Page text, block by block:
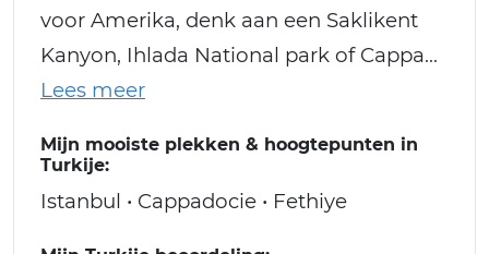
voor Amerika, denk aan een Saklikent
Kanyon, Ihlada National park of Cappa
Mijn mooiste plekken & hoogtepunten in
Turkije:
Istanbul • Cappadocie • Fethiye